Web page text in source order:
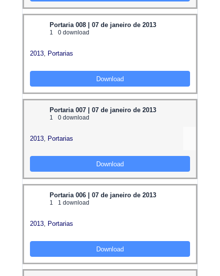
Portaria 008 | 07 de janeiro de 2013
1 0 download
2013, Portarias
Download
Portaria 007 | 07 de janeiro de 2013
1 0 download
2013, Portarias
Download
Portaria 006 | 07 de janeiro de 2013
1 1 download
2013, Portarias
Download